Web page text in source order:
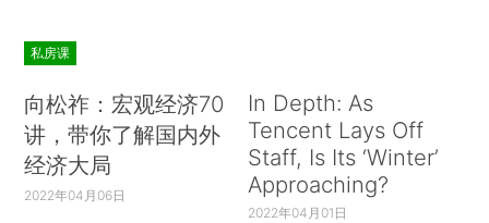
私房课
向松祚：宏观经济70
讲，带你了解国内外
经济大局
2022年04月06日
In Depth: As
Tencent Lays Off
Staff, Is Its ‘Winter’
Approaching?
2022年04月01日